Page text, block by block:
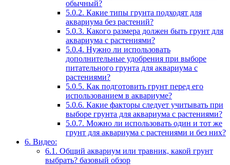
обычный?
5.0.2. Какие типы грунта подходят для
аквариума без растений?
5.0.3. Какого размера должен быть грунт для
аквариума с растениями?
5.0.4. Нужно ли использовать
дополнительные удобрения при выборе
питательного грунта для аквариума с
растениями?
5.0.5. Как подготовить грунт перед его
использованием в аквариуме?
5.0.6. Какие факторы следует учитывать при
выборе грунта для аквариума с растениями?
5.0.7. Можно ли использовать один и тот же
грунт для аквариума с растениями и без них?
6. Видео:
6.1. Общий аквариум или травник, какой грунт
выбрать? базовый обзор